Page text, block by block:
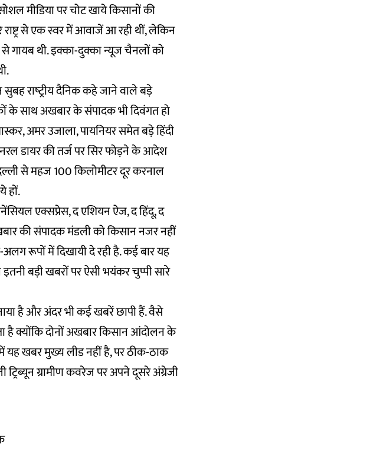
मीडिया पर चोट खाये किसानों की
से एक स्वर में आवाजें आ रही थीं, लेकिन
से गायब थी. इक्का-दुक्का न्यूज चैनलों को
राष्‍ट्रीय दैनिक कहे जाने वाले बड़े
के साथ अखबार के संपादक भी दिवंगत हो
अमर उजाला, पायनियर समेत बड़े हिंदी
डायर की तर्ज पर सिर फोड़ने के आदेश
से महज 100 किलोमीटर दूर करनाल
हों.
एक्सप्रेस, द एशियन ऐज, द हिंदू, द
की संपादक मंडली को किसान नजर नहीं
रूपों में दिखायी दे रही है. कई बार यह
बड़ी खबरों पर ऐसी भयंकर चुप्पी सारे
है और अंदर भी कई खबरें छापी हैं. वैसे
है क्योंकि दोनों अखबार किसान आंदोलन के
यह खबर मुख्य लीड नहीं है, पर ठीक-ठाक
ग्रामीण कवरेज पर अपने दूसरे अंग्रेजी